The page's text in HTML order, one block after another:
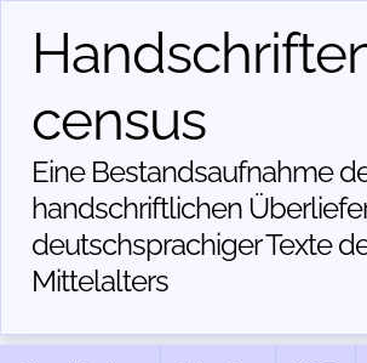
census
Eine Bestandsaufnahme
handschriftlichen
deutschsprachiger Texte
Mittelalters